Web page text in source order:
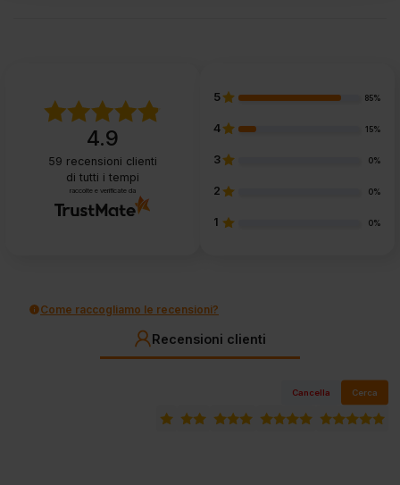
4.9
59 recensioni clienti
di tutti i tempi
raccolte e verificate da
5 85%
4 15%
3 0%
2 0%
1 0%
Come raccogliamo le recensioni?
Recensioni clienti
Cancella Cerca